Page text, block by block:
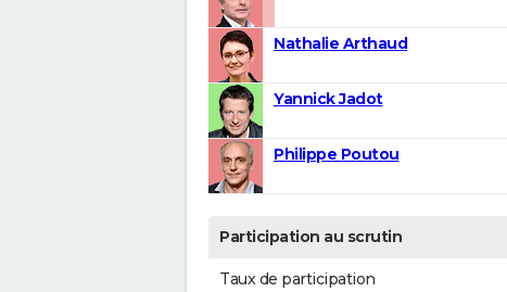
Nathalie Arthaud
Yannick Jadot
Philippe Poutou
Participation au scrutin
Taux de participation